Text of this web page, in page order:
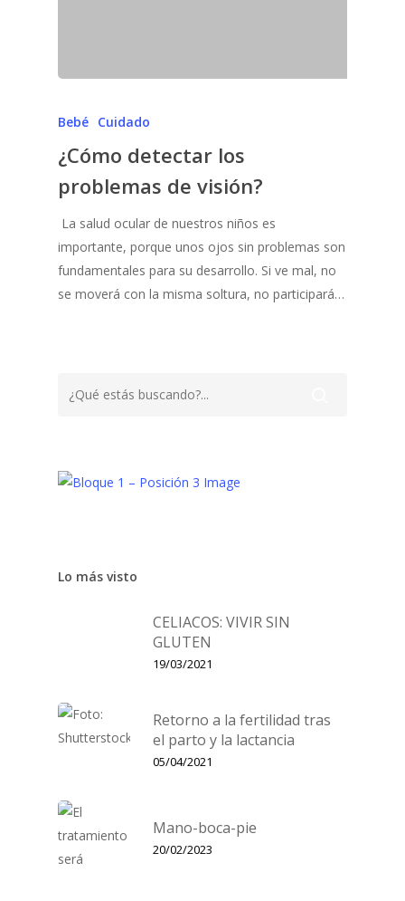
Bebé Cuidado
¿Cómo detectar los
problemas de visión?
La salud ocular de nuestros niños es
importante, porque unos ojos sin problemas son
fundamentales para su desarrollo. Si ve mal, no
se moverá con la misma soltura, no participará…
Lo más visto
CELIACOS: VIVIR SIN
GLUTEN
19/03/2021
Retorno a la fertilidad tras
el parto y la lactancia
05/04/2021
Mano-boca-pie
20/02/2023